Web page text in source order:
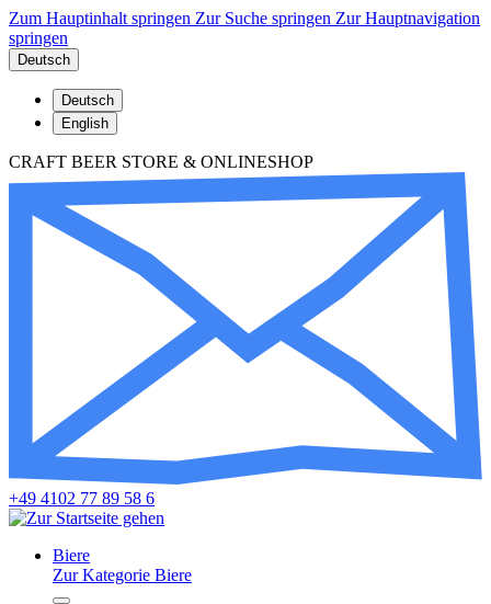
Zum Hauptinhalt springen Zur Suche springen Zur Hauptnavigation
springen
Deutsch
Deutsch
English
CRAFT BEER STORE & ONLINESHOP
+49 4102 77 89 58 6
Biere
Zur Kategorie Biere